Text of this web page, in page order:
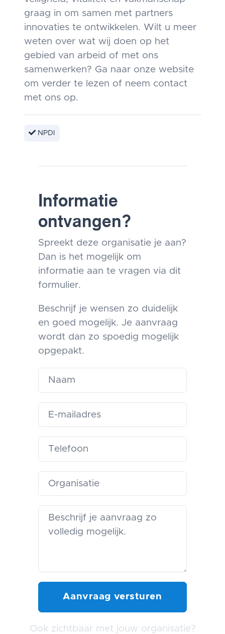
graag in om samen met partners
innovaties te ontwikkelen. Wilt u meer
weten over wat wij doen op het
gebied van arbeid of met ons
samenwerken? Ga naar onze website
om verder te lezen of neem contact
met ons op.
NPDI
Informatie
ontvangen?
Spreekt deze organisatie je aan?
Dan is het mogelijk om
informatie aan te vragen via dit
formulier.
Beschrijf je wensen zo duidelijk
en goed mogelijk. Je aanvraag
wordt dan zo spoedig mogelijk
opgepakt.
Ook zichtbaar met jouw organisatie?